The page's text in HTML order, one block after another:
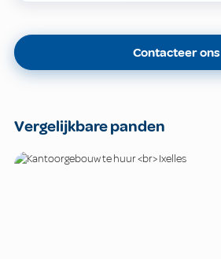
Contacteer ons
Vergelijkbare panden